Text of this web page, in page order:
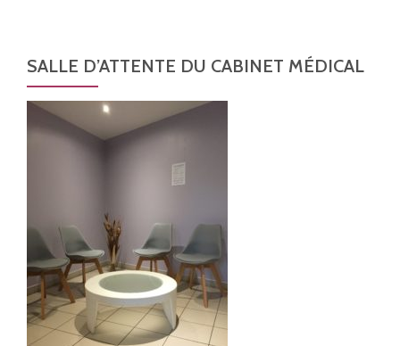
SALLE D’ATTENTE DU CABINET MÉDICAL